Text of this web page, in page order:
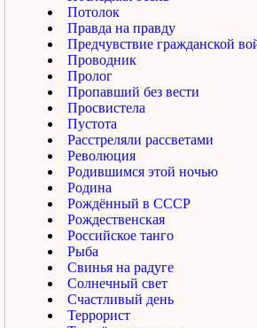
Потолок
Правда на правду
Предчувствие гражданской
Проводник
Пролог
Пропавший без вести
Просвистела
Пустота
Расстреляли рассветами
Революция
Родившимся этой ночью
Родина
Рождённый в СССР
Рождественская
Российское танго
Рыба
Свинья на радуге
Солнечный свет
Счастливый день
Террорист